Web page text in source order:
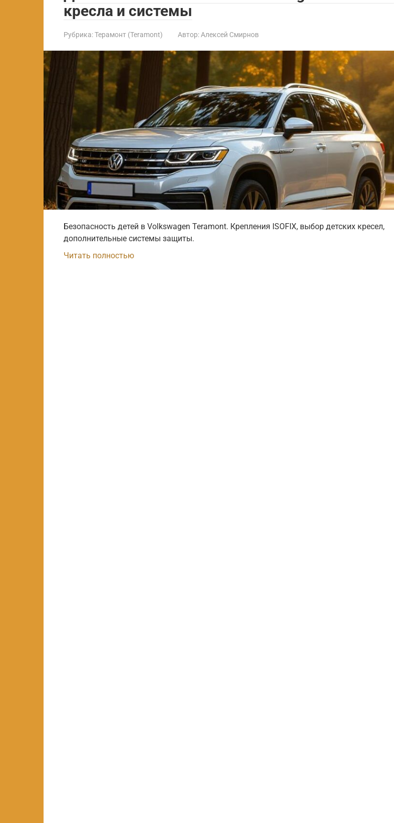
кресла и системы
Рубрика:Терамонт (Teramont) Автор: Алексей Смирнов
Безопасность детей в Volkswagen Teramont. Крепления ISOFIX, выбор детских кресел,
дополнительные системы защиты.
Читать полностью